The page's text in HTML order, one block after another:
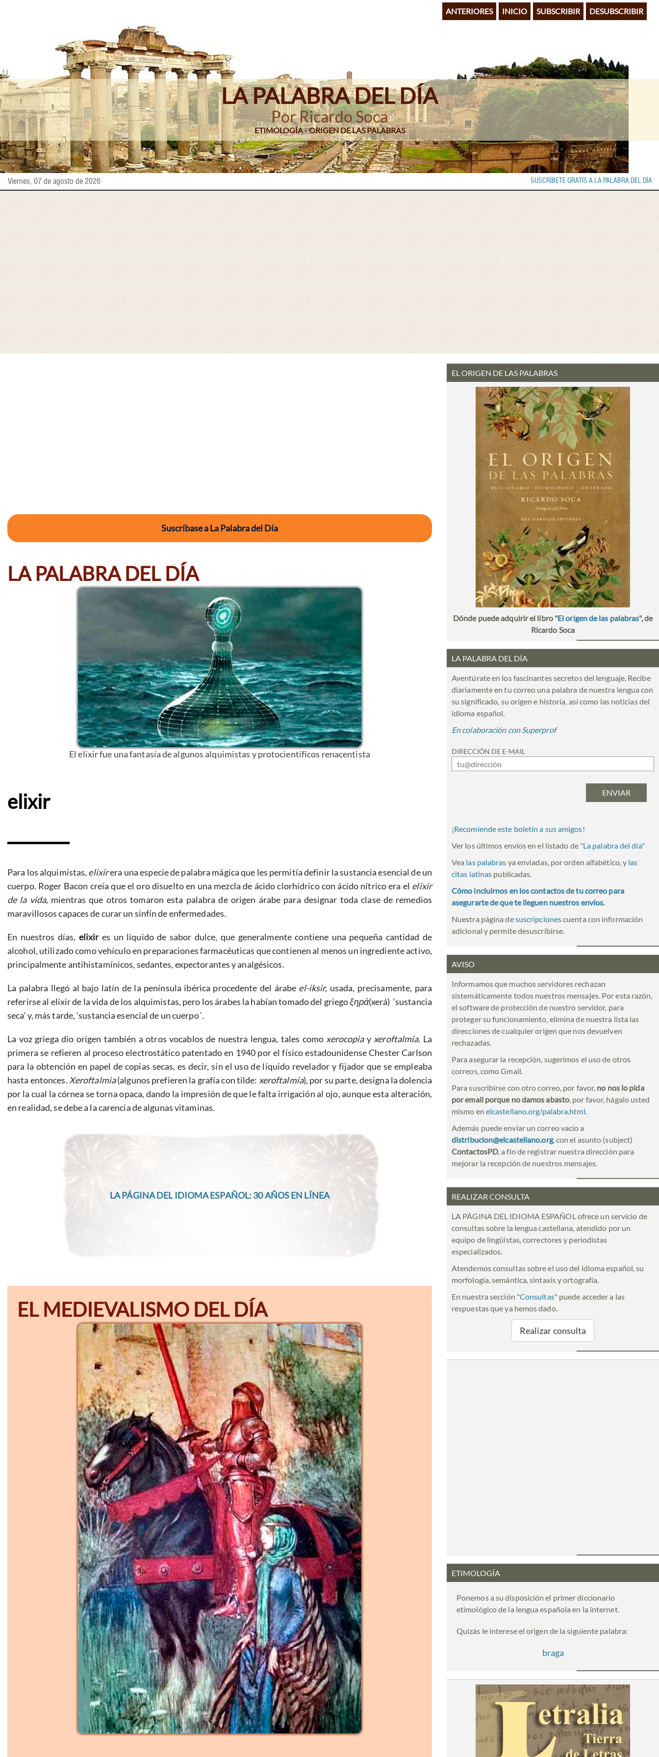
ANTERIORES INICIO SUBSCRIBIR DESUBSCRIBIR
LA PALABRA DEL DÍA
Por Ricardo Soca
ETIMOLOGÍA - ORIGEN DE LAS PALABRAS
Viernes, 07 de agosto de 2026 SUSCRÍBETE GRATIS A LA PALABRA DEL DÍA
Suscríbase a La Palabra del Día
LA PALABRA DEL DÍA
El elixir fue una fantasía de algunos alquimistas y protocientíficos renacentista
elixir
Para los alquimistas, elixirera una especie de palabra mágica que les permitía definir la sustancia esencial de un
cuerpo. Roger Bacon creía que el oro disuelto en una mezcla de ácido clorhídrico con ácido nítrico era el elixir
de la vida, mientras que otros tomaron esta palabra de origen árabe para designar toda clase de remedios
maravillosos capaces de curar un sinfín de enfermedades.
En nuestros días, elixir es un líquido de sabor dulce, que generalmente contiene una pequeña cantidad de
alcohol, utilizado como vehículo en preparaciones farmacéuticas que contienen al menos un ingrediente activo,
principalmente antihistamínicos, sedantes, expectorantes y analgésicos.
La palabra llegó al bajo latín de la península ibérica procedente del árabe el-iksir, usada, precisamente, para
referirse al elixir de la vida de los alquimistas, pero los árabes la habían tomado del griegoξηρά(xerá) ‘sustancia
seca’ y, más tarde, ‘sustancia esencial de un cuerpo´.
La voz griega dio origen también a otros vocablos de nuestra lengua, tales como xerocopiay xeroftalmia. La
primera se refieren al proceso electrostático patentado en 1940 por el físico estadounidense Chester Carlson
para la obtención en papel de copias secas, es decir, sin el uso de líquido revelador y fijador que se empleaba
hasta entonces. Xeroftalmia(algunos prefieren la grafía con tilde: xeroftalmía), por su parte, designa la dolencia
por la cual la córnea se torna opaca, dando la impresión de que le falta irrigación al ojo, aunque esta alteración,
en realidad, se debe a la carencia de algunas vitaminas.
LA PÁGINA DEL IDIOMA ESPAÑOL: 30 AÑOS EN LÍNEA
EL MEDIEVALISMO DEL DÍA
EL ORIGEN DE LAS PALABRAS
Dónde puede adquirir el libro "El origen de las palabras", de
Ricardo Soca
LA PALABRA DEL DÍA
Aventúrate en los fascinantes secretos del lenguaje. Recibe
diariamente en tu correo una palabra de nuestra lengua con
su significado, su origen e historia, así como las noticias del
idioma español.
En colaboración con Superprof
DIRECCIÓN DE E-MAIL
¡Recomiende este boletín a sus amigos!
Ver los últimos envíos en el listado de "La palabra del día"
Vea las palabras ya enviadas, por orden alfabético, y las
citas latinas publicadas.
Cómo incluirnos en los contactos de tu correo para
asegurarte de que te lleguen nuestros envíos.
Nuestra página desuscripcionescuenta con información
adicional y permite desuscribirse.
AVISO
Informamos que muchos servidores rechazan
sistemáticamente todos nuestros mensajes. Por esta razón,
el software de protección de nuestro servidor, para
proteger su funcionamiento, elimina de nuestra lista las
direcciones de cualquier origen que nos devuelven
rechazadas.
Para asegurar la recepción, sugerimos el uso de otros
correos, como Gmail.
Para suscribirse con otro correo, por favor, no nos lo pida
por email porque no damos abasto, por favor, hágalo usted
mismo en elcastellano.org/palabra.html.
Además puede enviar un correo vacío a
distribucion@elcastellano.org, con el asunto (subject)
ContactosPD, a fin de registrar nuestra dirección para
mejorar la recepción de nuestros mensajes.
REALIZAR CONSULTA
LA PÁGINA DEL IDIOMA ESPAÑOL ofrece un servicio de
consultas sobre la lengua castellana, atendido por un
equipo de lingüistas, correctores y periodistas
especializados.
Atendemos consultas sobre el uso del idioma español, su
morfología, semántica, sintaxis y ortografía.
En nuestra sección "Consultas" puede acceder a las
respuestas que ya hemos dado.
Realizar consulta
ETIMOLOGÍA
Ponemos a su disposición el primer diccionario
etimológico de la lengua española en la internet.
Quizás le interese el origen de la siguiente palabra:
braga